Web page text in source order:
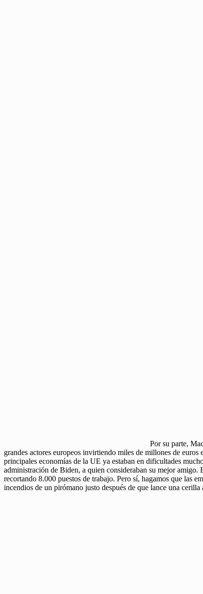
Por su parte,
grandes actores europeos invirtiendo miles de millones de
principales economías de la UE ya estaban en dificultades
administración de Biden, a quien consideraban su mejor amigo.
recortando 8.000 puestos de trabajo. Pero sí, hagamos que las
incendios de un pirómano justo después de que lance una cerilla